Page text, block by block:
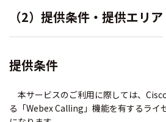
（2）提供条件・提供エリア
提供条件
本サービスのご利用に際しては、
る「Webex Calling」機能を有するライ